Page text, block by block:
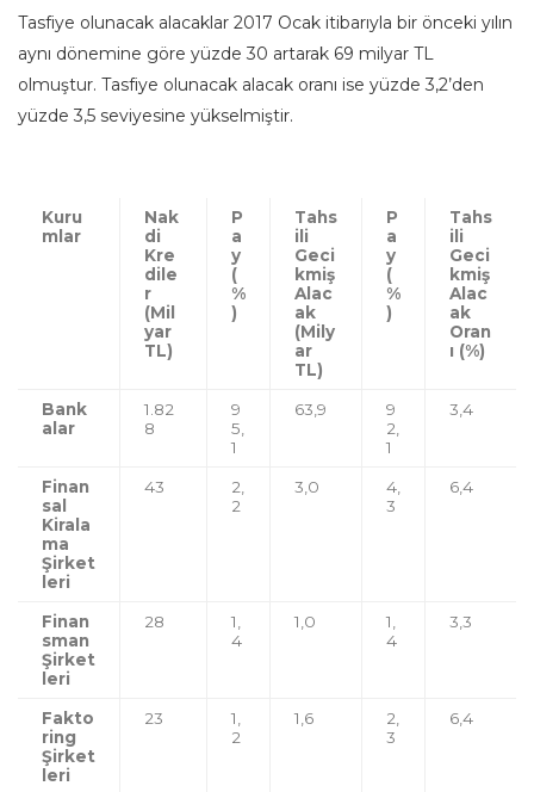
Tasfiye olunacak alacaklar 2017 Ocak itibarıyla bir önceki yılın
aynı dönemine göre yüzde 30 artarak 69 milyar TL
olmuştur. Tasfiye olunacak alacak oranı ise yüzde 3,2’den
yüzde 3,5 seviyesine yükselmiştir.
Kuru
mlar
Nak
di
Kre
dile
r
(Mil
yar
TL)
P
a
y
(
%
)
Tahs
ili
Geci
kmiş
Alac
ak
(Mily
ar
TL)
P
a
y
(
%
)
Tahs
ili
Geci
kmiş
Alac
ak
Oran
ı (%)
Bank
alar
1.82
8
9
5,
1
63,9
9
2,
1
3,4
Finan
sal
Kirala
ma
Şirket
leri
43
2,
2
3,0
4,
3
6,4
Finan
sman
Şirket
leri
28
1,
4
1,0
1,
4
3,3
Fakto
ring
Şirket
leri
23
1,
2
1,6
2,
3
6,4